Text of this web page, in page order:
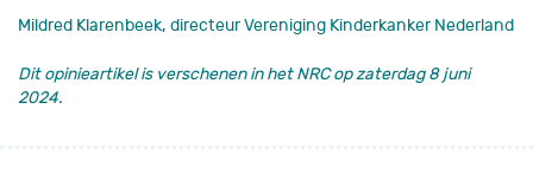
Mildred Klarenbeek, directeur Vereniging Kinderkanker Nederland
Dit opinieartikel is verschenen in het NRC op zaterdag 8 juni
2024.